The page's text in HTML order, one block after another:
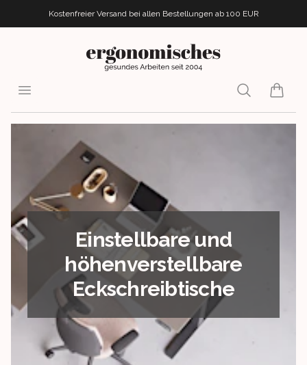
Kostenfreier Versand bei allen Bestellungen ab 100 EUR
ergonomisches.de
Open menu Search
items
Einstellbare und
höhenverstellbare
Eckschreibtische